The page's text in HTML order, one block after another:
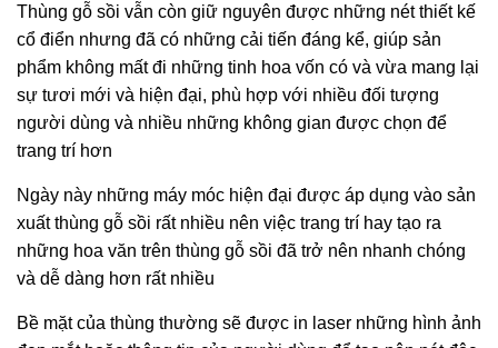
Thùng gỗ sồi vẫn còn giữ nguyên được những nét thiết kế
cổ điển nhưng đã có những cải tiến đáng kể, giúp sản
phẩm không mất đi những tinh hoa vốn có và vừa mang lại
sự tươi mới và hiện đại, phù hợp với nhiều đối tượng
người dùng và nhiều những không gian được chọn để
trang trí hơn
Ngày này những máy móc hiện đại được áp dụng vào sản
xuất thùng gỗ sồi rất nhiều nên việc trang trí hay tạo ra
những hoa văn trên thùng gỗ sồi đã trở nên nhanh chóng
và dễ dàng hơn rất nhiều
Bề mặt của thùng thường sẽ được in laser những hình ảnh